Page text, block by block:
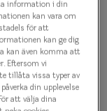
C02
information i din
kan vara om
för att
kan ge dig
kan även komma att
Eftersom vi
tillåta vissa typer av
din upplevelse
att välja dina